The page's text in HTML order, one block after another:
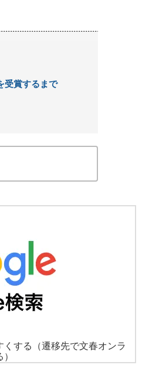
受賞するまで
くする
（遷移先で文春オンラ